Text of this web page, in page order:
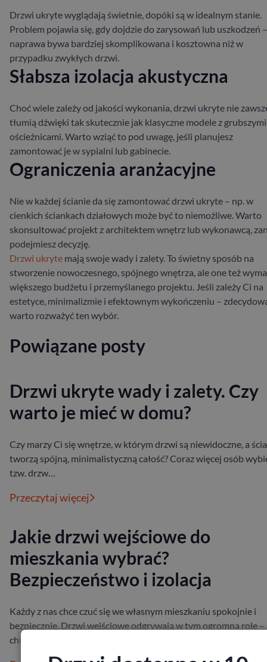
Drzwi ukryte wyglądają świetnie, dopóki są w idealnym stanie.
Problem pojawia się, gdy dojdzie do zarysowań lub uszkodzeń –
naprawa bywa bardziej skomplikowana i kosztowna niż w
przypadku zwykłych drzwi.
Słabsza izolacja akustyczna
Choć wiele zależy od jakości wykonania, drzwi ukryte nie
tłumią dźwięki tak skutecznie jak klasyczne modele z grubszymi
ościeżnicami. Warto wziąć to pod uwagę, jeśli planujesz
zamontować je w sypialni lub gabinecie.
Ograniczenia aranżacyjne
Nie w każdej ścianie da się zamontować drzwi ukryte – np. w
cienkich ściankach działowych może być to niemożliwe. Warto
skonsultować projekt z architektem wnętrz lub wykonawcą,
podejmiesz decyzję.
Drzwi ukryte mają swoje wady i zalety. To świetny sposób na
stworzenie nowoczesnego, spójnego wnętrza, ale one też
większego budżetu i przemyślanego projektu. Jeśli zależy Ci na
estetyce, minimalizmie i efektownym wykończeniu –
warto rozważyć ten wybór.
Powiązane posty
Drzwi ukryte wady i zalety. Czy
warto je mieć w domu?
Czy marzy Ci się wnętrze, w którym drzwi są niewidoczne, a
tworzą spójną, minimalistyczną całość? Coraz więcej osób
tzw. drzw…
Przeczytaj więcej
Jakie drzwi wejściowe do
mieszkania wybrać?
Bezpieczeństwo i izolacja
Każdy z nas chce czuć się we własnym mieszkaniu spokojnie i
bezpiecznie. Drzwi wejściowe odgrywają w tym ogromną rolę –
chronią przed hałase…